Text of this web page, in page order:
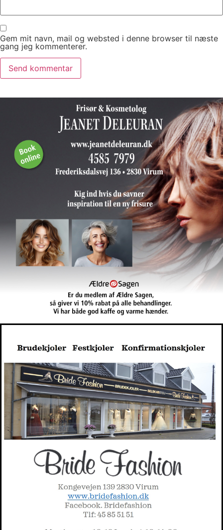
Gem mit navn, mail og websted i denne browser til næste
gang jeg kommenterer.